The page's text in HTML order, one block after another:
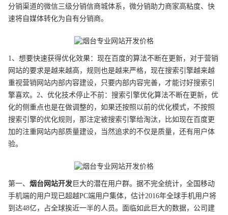
分销渠道的微信三级分销信商城体系，微分销助力商家高粘度、快
速将自媒体转化为自有分销商。
1、想要快速获得优化效果：现在百度的算法不断在更新，对于营销
网站的要求是越来越高，规则也是越来严格，现在搜索引擎越来越
重视营销网站内部内容建设，只要内部内容完善，才能讨好搜索引
擎喜欢。2、优化技术停止不前：搜索引擎优化算法不断在更新，优
化的侧重点也是在做调整的，如果还按照以前的优化模式，不按照
搜索引擎的优化规则，那注定被搜索引擎给淘汰，比如现在百度更
加的注重网站内部质量建设，当然追求的不仅是质量，还有用户体
验。
第一、 烟台网站开发巨大的潜在用户群。据不完全统计，全国移动
手机端的用户现已超越PC端用户集体，估计2016年全球手机用户将
到达48亿，占全球挨近一半的人员。面临如此巨大的数据，公司建